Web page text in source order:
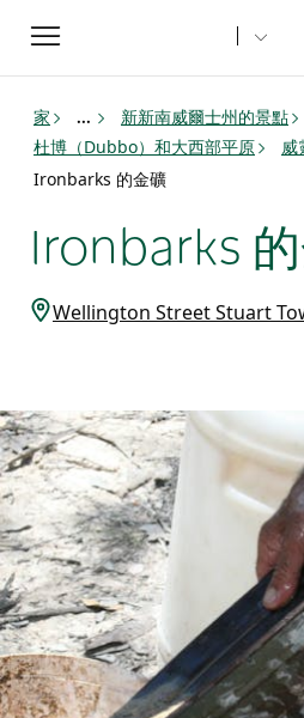
Toggle
navigation
家 ... 新新南威爾士州的景點
杜博（Dubbo）和大西部平原
威
Ironbarks 的金礦
Ironbarks
Wellington Street Stuart